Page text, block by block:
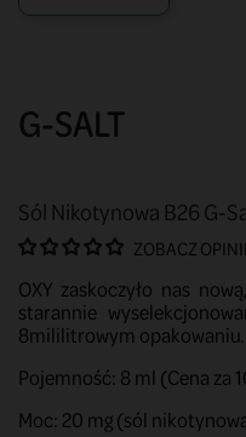
G-SALT
Sól Nikotynowa B26 G-
ZOBACZ
OXY zaskoczyło nas
starannie
8mililitrowym opakowaniu.
Pojemność: 8 ml (Cena za
Moc: 20 mg (sól